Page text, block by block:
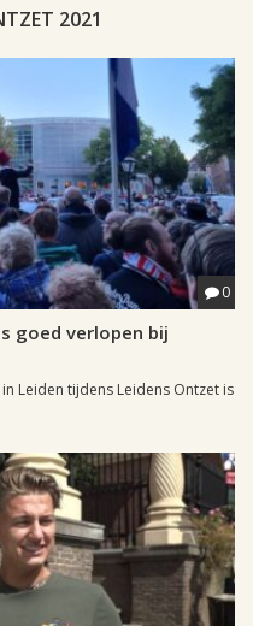
2021
0
goed verlopen bij
Leiden tijdens Leidens Ontzet is